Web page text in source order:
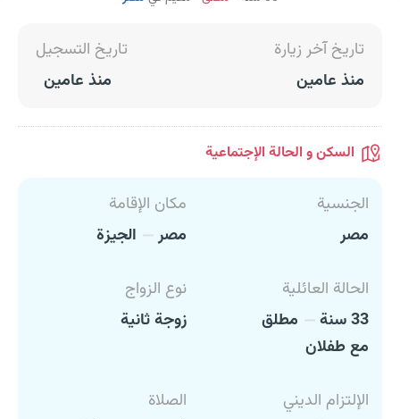
تاريخ آخر زيارة
منذ عامين
تاريخ التسجيل
منذ عامين
السكن و الحالة الإجتماعية
الجنسية
مصر
مكان الإقامة
مصر
الجيزة
الحالة العائلية
33 سنة
مطلق
مع طفلان
نوع الزواج
زوجة ثانية
الإلتزام الديني
الصلاة